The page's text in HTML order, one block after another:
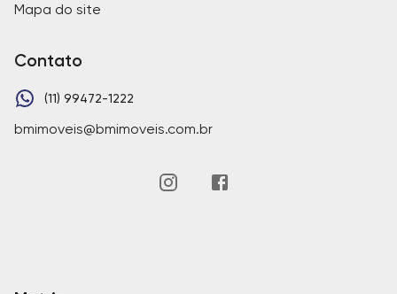
Mapa do site
Contato
(11) 99472-1222
bmimoveis@bmimoveis.com.br